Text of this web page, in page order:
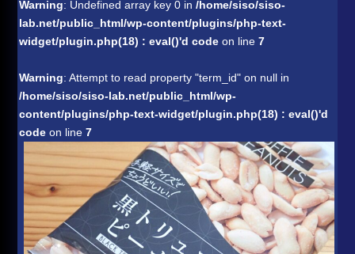
Warning: Undefined array key 0 in/home/siso/siso-
lab.net/public_html/wp-content/plugins/php-text-
widget/plugin.php(18) : eval()'d code on line7
Warning: Attempt to read property "term_id" on null in
/home/siso/siso-lab.net/public_html/wp-
content/plugins/php-text-widget/plugin.php(18) : eval()'d
code on line7